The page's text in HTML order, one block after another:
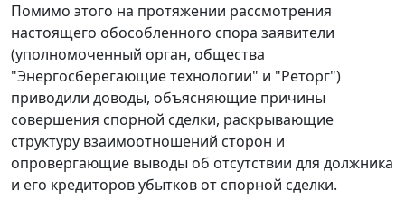
Помимо этого на протяжении рассмотрения
настоящего обособленного спора заявители
(уполномоченный орган, общества
"Энергосберегающие технологии" и "Реторг")
приводили доводы, объясняющие причины
совершения спорной сделки, раскрывающие
структуру взаимоотношений сторон и
опровергающие выводы об отсутствии для должника
и его кредиторов убытков от спорной сделки.